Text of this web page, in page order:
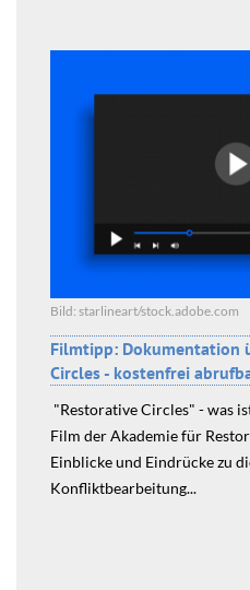
Bild: starlineart/stock.adobe.com
Filmtipp: Dokumentation
Circles - kostenfrei
"Restorative Circles" - was
Film der Akademie für
Einblicke und Eindrücke zu
Konfliktbearbeitung...